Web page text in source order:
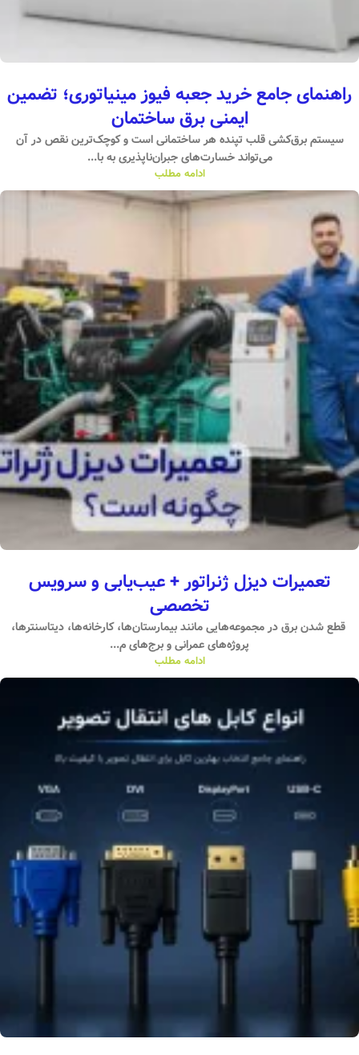
راهنمای جامع خرید جعبه فیوز مینیاتوری؛ تضمین
ایمنی برق ساختمان
سیستم برق‌کشی قلب تپنده هر ساختمانی است و کوچک‌ترین نقص در آن
می‌تواند خسارت‌های جبران‌ناپذیری به با...
ادامه مطلب
تعمیرات دیزل ژنراتور + عیب‌یابی و سرویس
تخصصی
قطع شدن برق در مجموعه‌هایی مانند بیمارستان‌ها، کارخانه‌ها، دیتاسنترها،
پروژه‌های عمرانی و برج‌های م...
ادامه مطلب